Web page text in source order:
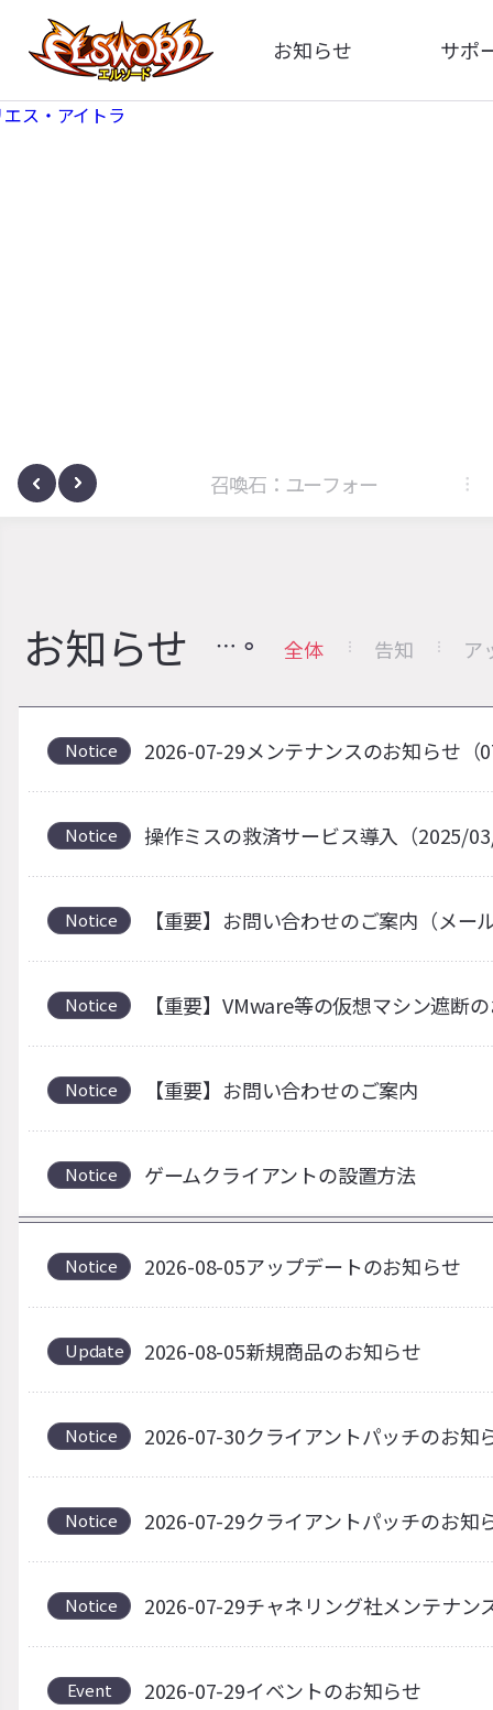
お知らせ
全体
サポ
サノヴァ 召喚石：ユーフォー
お知らせ 全体 告知 ア
Notice 2026-07-29メンテナンスのお知らせ（
Notice 操作ミスの救済サービス導入（2025/
Notice 【重要】お問い合わせのご案内（メー
Notice 【重要】VMware等の仮想マシン遮断
Notice 【重要】お問い合わせのご案内
Notice ゲームクライアントの設置方法
Notice 2026-08-05アップデートのお知らせ
Update 2026-08-05新規商品のお知らせ
Notice 2026-07-30クライアントパッチのお知
Notice 2026-07-29クライアントパッチのお知
Notice 2026-07-29チャネリング社メンテナン
Event 2026-07-29イベントのお知らせ